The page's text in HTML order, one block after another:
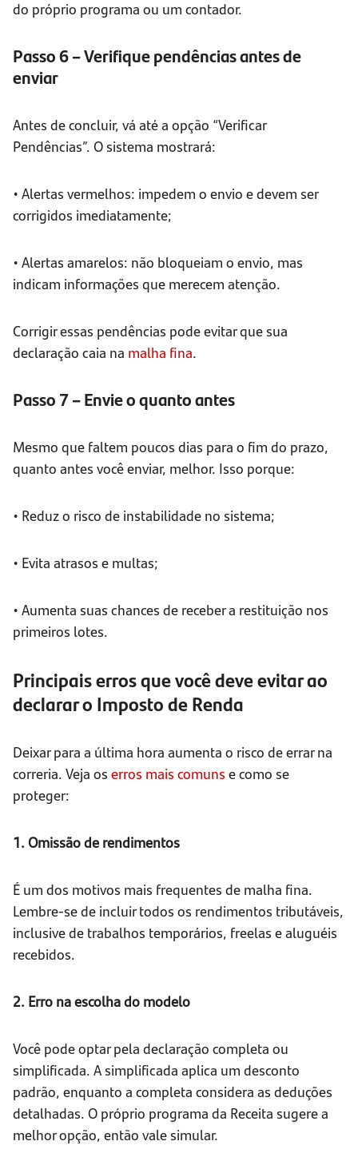
do próprio programa ou um contador.
Passo 6 – Verifique pendências antes de
enviar
Antes de concluir, vá até a opção “Verificar
Pendências”. O sistema mostrará:
• Alertas vermelhos: impedem o envio e devem ser
corrigidos imediatamente;
• Alertas amarelos: não bloqueiam o envio, mas
indicam informações que merecem atenção.
Corrigir essas pendências pode evitar que sua
declaração caia na malha fina.
Passo 7 – Envie o quanto antes
Mesmo que faltem poucos dias para o fim do prazo,
quanto antes você enviar, melhor. Isso porque:
• Reduz o risco de instabilidade no sistema;
• Evita atrasos e multas;
• Aumenta suas chances de receber a restituição nos
primeiros lotes.
Principais erros que você deve evitar ao
declarar o Imposto de Renda
Deixar para a última hora aumenta o risco de errar na
correria. Veja os erros mais comuns e como se
proteger:
1. Omissão de rendimentos
É um dos motivos mais frequentes de malha fina.
Lembre-se de incluir todos os rendimentos tributáveis,
inclusive de trabalhos temporários, freelas e aluguéis
recebidos.
2. Erro na escolha do modelo
Você pode optar pela declaração completa ou
simplificada. A simplificada aplica um desconto
padrão, enquanto a completa considera as deduções
detalhadas. O próprio programa da Receita sugere a
melhor opção, então vale simular.